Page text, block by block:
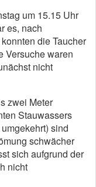
um 15.15 Uhr
es, nach
die Taucher
Versuche waren
nicht
zwei Meter
Stauwassers
sind
schwächer
sich aufgrund der
nicht